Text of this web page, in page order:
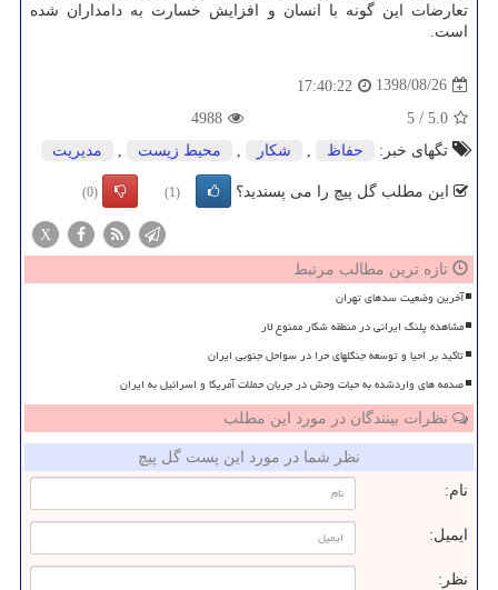
تعارضات این گونه با انسان و افزایش خسارت به دامداران شده
است.
1398/08/26
17:40:22
5.0
/
5
4988
تگهای خبر:
حفاظ , شكار , محیط زیست , مدیریت
این مطلب گل پیچ را می پسندید؟ (1)
(0)
X
تازه ترین مطالب مرتبط
آخرین وضعیت سدهای تهران
مشاهده پلنگ ایرانی در منطقه شکار ممنوع لار
تاکید بر احیا و توسعه جنگلهای حرا در سواحل جنوبی ایران
صدمه های واردشده به حیات وحش در جریان حملات آمریکا و اسرائیل به ایران
نظرات بینندگان در مورد این مطلب
نظر شما در مورد این پست گل پیچ
نام:
ایمیل:
نظر: